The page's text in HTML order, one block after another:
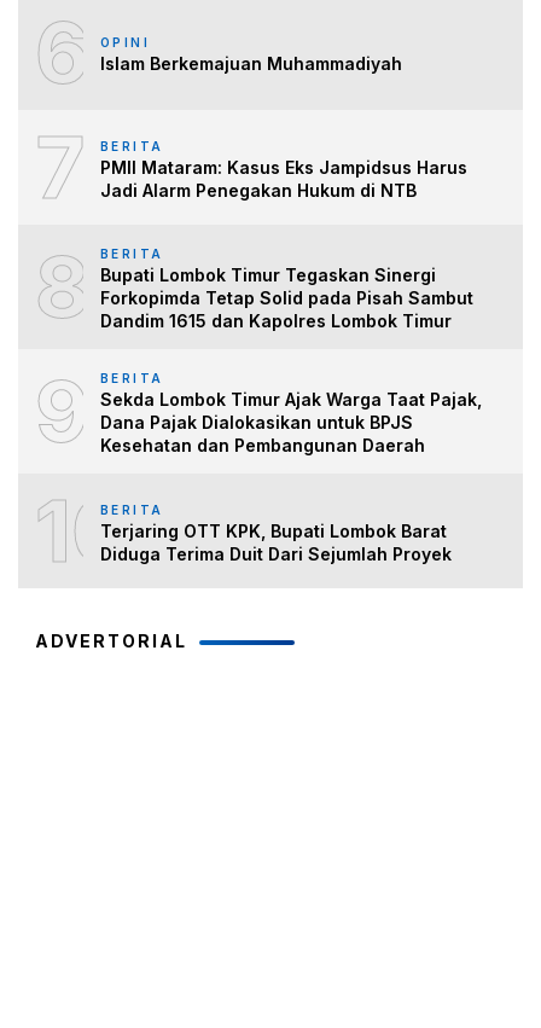
6 OPINI
Islam Berkemajuan Muhammadiyah
7 BERITA
PMII Mataram: Kasus Eks Jampidsus Harus
Jadi Alarm Penegakan Hukum di NTB
8 BERITA
Bupati Lombok Timur Tegaskan Sinergi
Forkopimda Tetap Solid pada Pisah Sambut
Dandim 1615 dan Kapolres Lombok Timur
9 BERITA
Sekda Lombok Timur Ajak Warga Taat Pajak,
Dana Pajak Dialokasikan untuk BPJS
Kesehatan dan Pembangunan Daerah
10BERITA
Terjaring OTT KPK, Bupati Lombok Barat
Diduga Terima Duit Dari Sejumlah Proyek
ADVERTORIAL